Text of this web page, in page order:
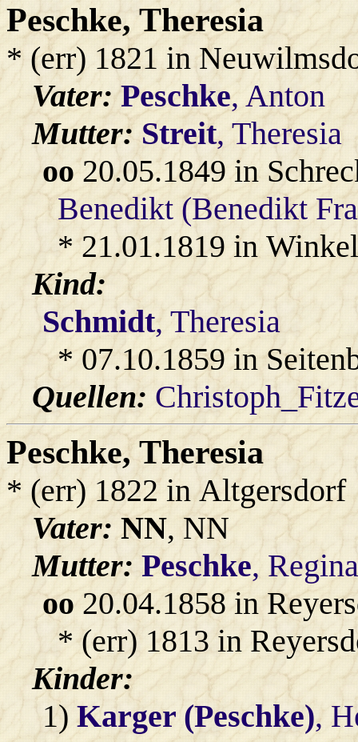
Peschke, Theresia
* (err) 1821 in
Vater:Peschke, Anton
Mutter:Streit, Theresia
oo20.05.1849 in
Benedikt (Benedikt
* 21.01.1819 in
Kind:
Schmidt, Theresia
* 07.10.1859 in
Quellen:
Peschke, Theresia
* (err) 1822 in Altgersdorf
Vater:NN, NN
Mutter:Peschke, Regina
oo20.04.1858 in
* (err) 1813 in
Kinder:
1)Karger (Peschke),